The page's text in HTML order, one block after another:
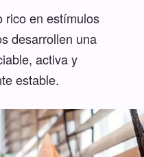
rico en estímulos
desarrollen una
activa y
estable.